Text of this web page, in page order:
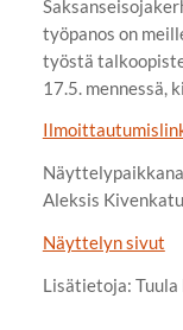
työpanos on
työstä
17.5. mennessä,
Aleksis
Näyttelyn sivut
Lisätietoja: Tuula